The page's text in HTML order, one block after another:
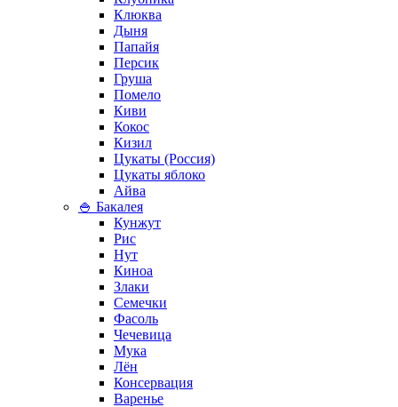
Клюква
Дыня
Папайя
Персик
Груша
Помело
Киви
Кокос
Кизил
Цукаты (Россия)
Цукаты яблоко
Айва
🍚 Бакалея
Кунжут
Рис
Нут
Киноа
Злаки
Семечки
Фасоль
Чечевица
Мука
Лён
Консервация
Варенье